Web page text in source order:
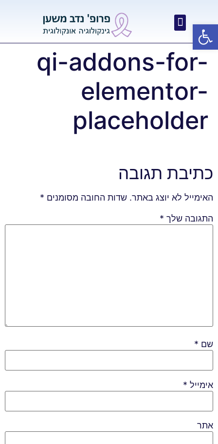
פתח סרגל נגישות
qi-addons-for-
elementor-
placeholder
כתיבת תגובה
האימייל לא יוצג באתר. שדות החובה מסומנים *
התגובה שלך *
שם *
אימייל *
אתר